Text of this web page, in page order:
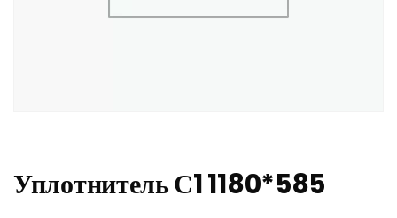
Уплотнитель С1 1180*585